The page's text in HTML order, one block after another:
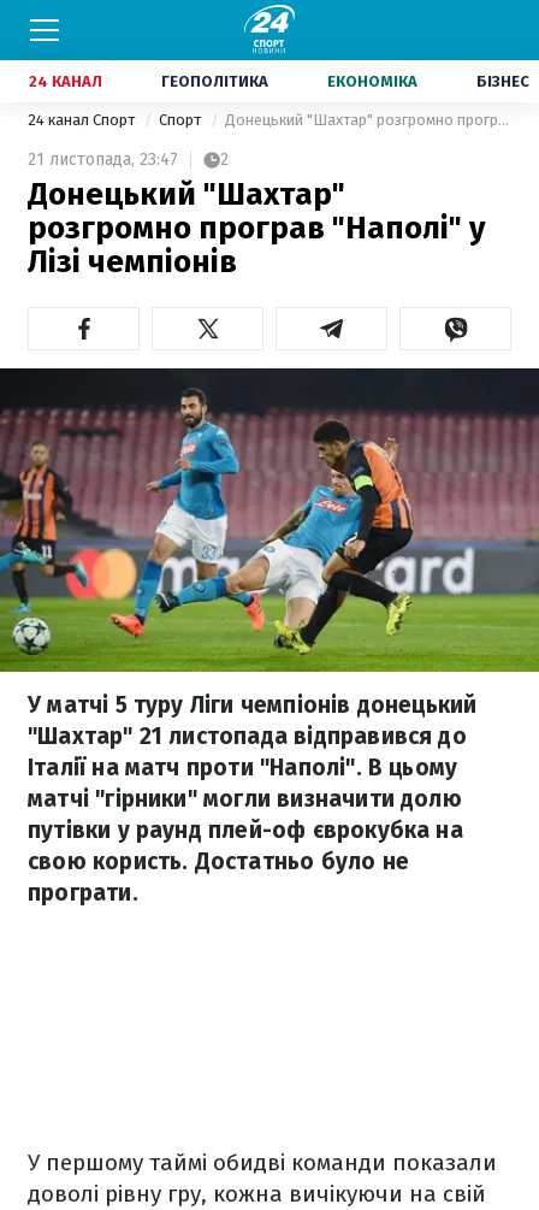
24 КАНАЛ ГЕОПОЛІТИКА ЕКОНОМІКА БІЗНЕС
24 канал Спорт Спорт Донецький "Шахтар" розгромно програв "Наполі" у Лізі чемпіонів
21 листопада, 23:47 2
Донецький "Шахтар"
розгромно програв "Наполі" у
Лізі чемпіонів
У матчі 5 туру Ліги чемпіонів донецький
"Шахтар" 21 листопада відправився до
Італії на матч проти "Наполі". В цьому
матчі "гірники" могли визначити долю
путівки у раунд плей-оф єврокубка на
свою користь. Достатньо було не
програти.
У першому таймі обидві команди показали
доволі рівну гру, кожна вичікуючи на свій